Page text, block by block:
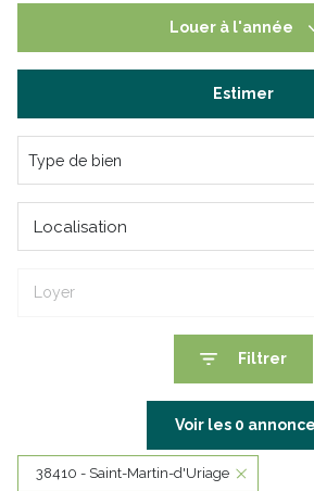
De l'immo pro
Louer à l'année
De l'immo pro
Estimer
Type de bien
Localisation
Loyer
Filtrer
Voir les 0
38410 - Saint-Martin-d'Uriage